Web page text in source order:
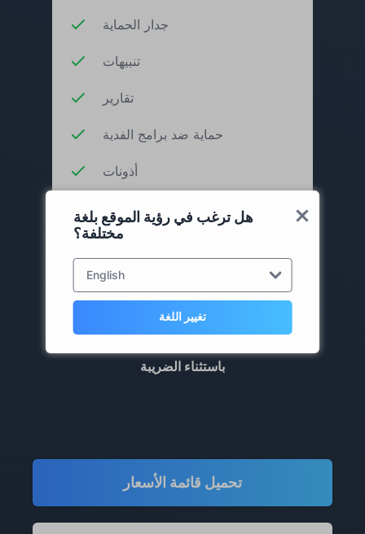
هل ترغب في رؤية الموقع بلغة
مختلفة؟
English
تغيير اللغة
جدار الحماية
تنبيهات
تقارير
حماية ضد برامج الفدية
أذونات
جلسات آمنة
الأجهزة الموثوقة
أضف إلى السلة
باستثناء الضريبة
تحميل قائمة الأسعار